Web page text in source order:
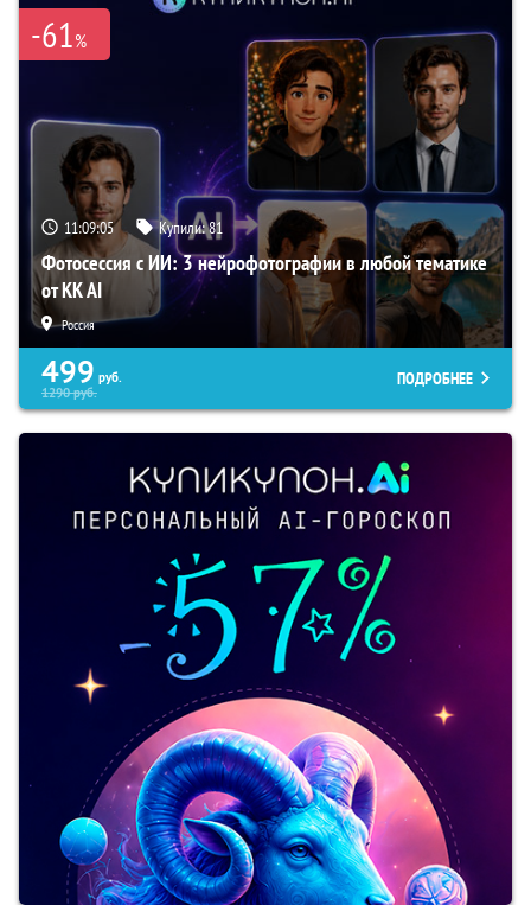
-61%
11:09:03 Купили:81
Фотосессия с ИИ: 3 нейрофотографии в любой тематике
от KK AI
Россия
499 руб.
1290руб.
ПОДРОБНЕЕ